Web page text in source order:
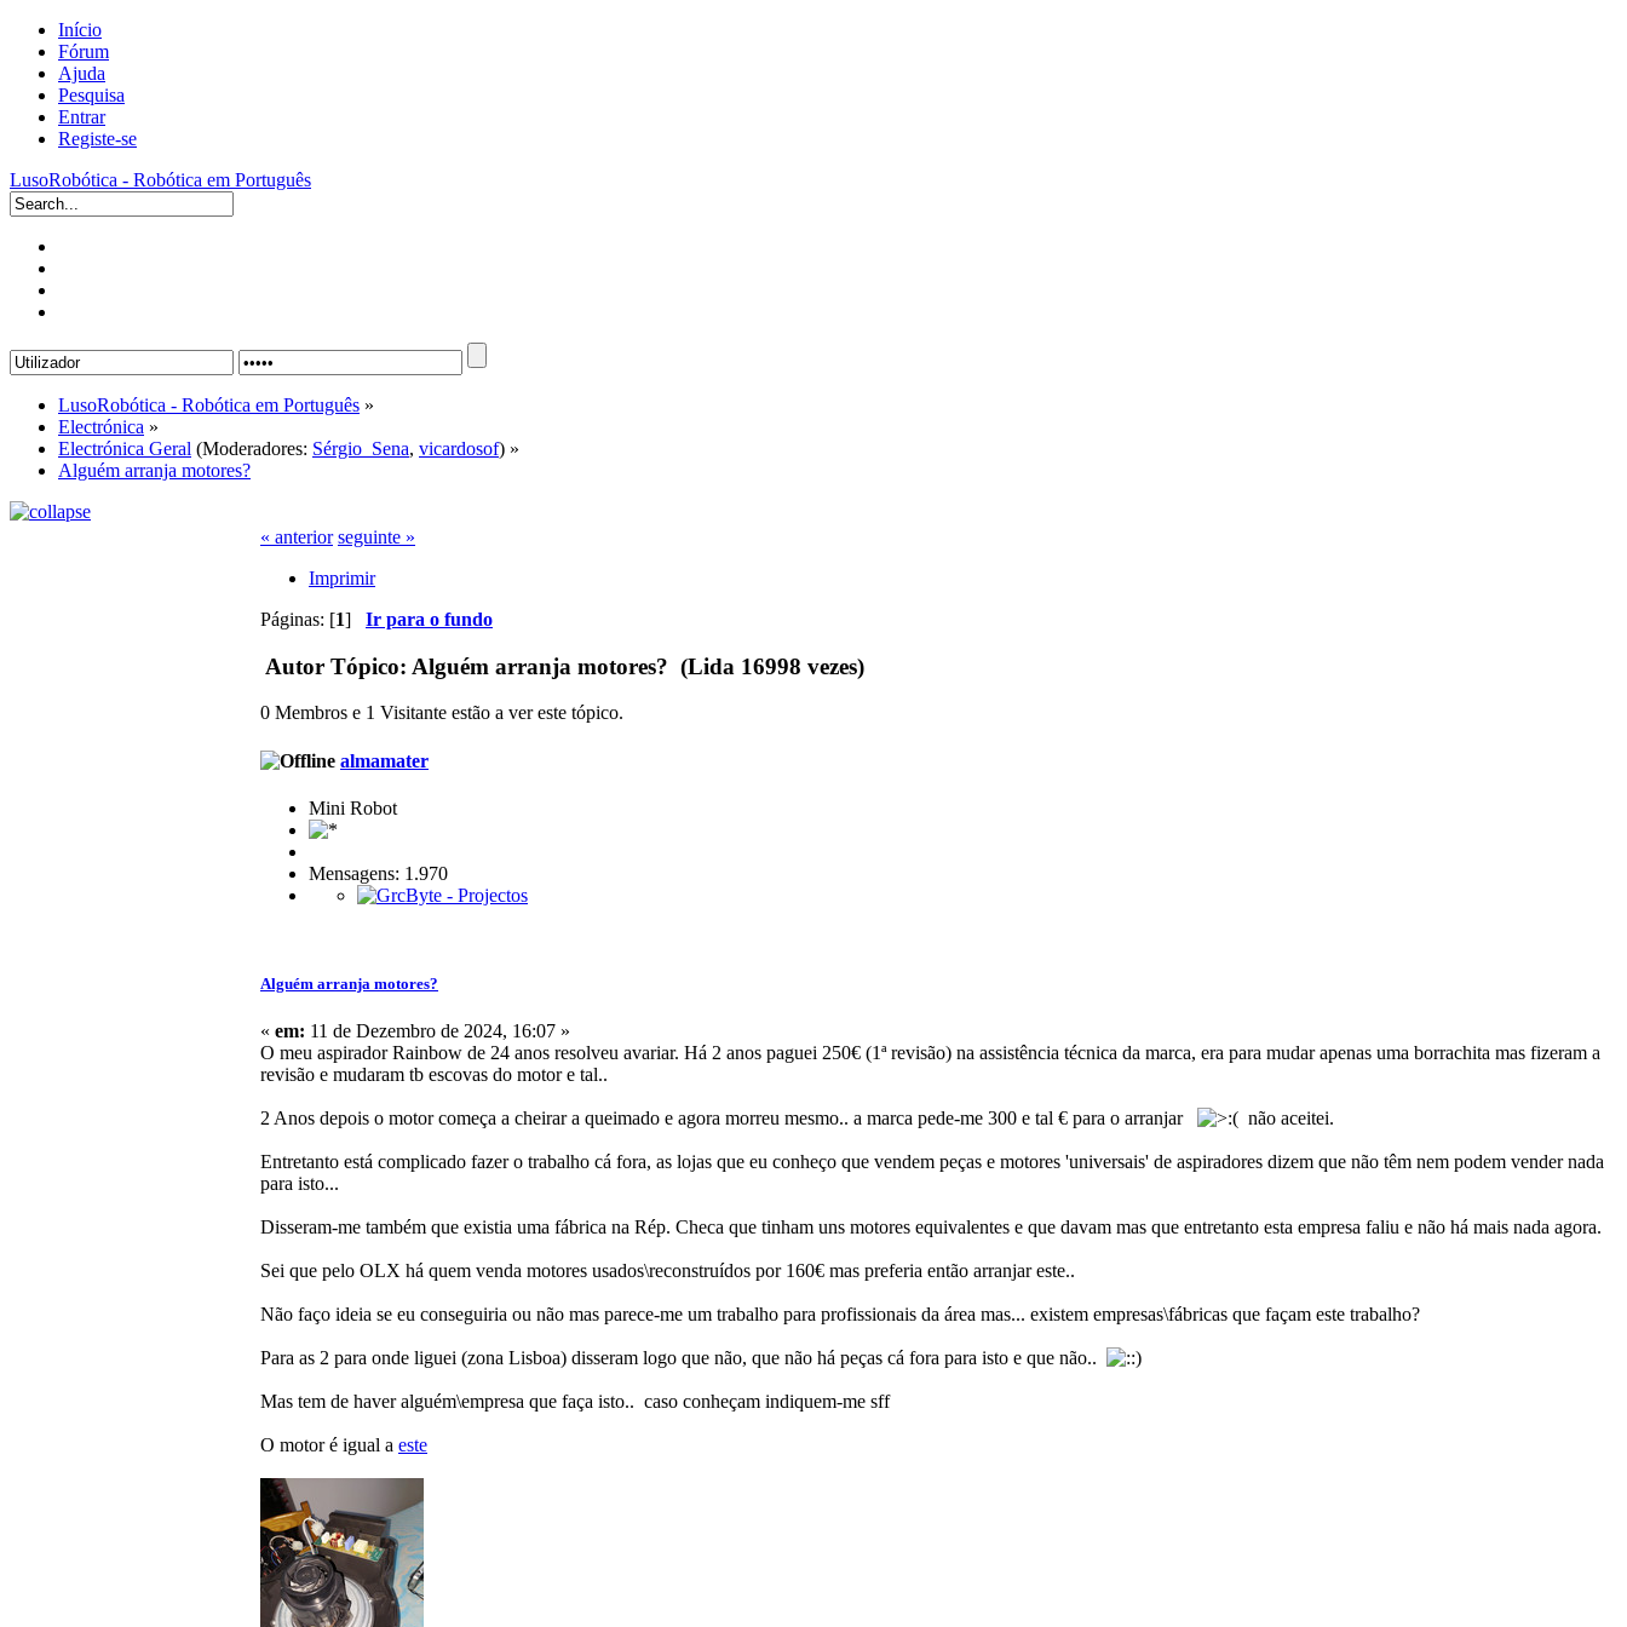
Início
Fórum
Ajuda
Pesquisa
Entrar
Registe-se
LusoRobótica - Robótica em Português
LusoRobótica - Robótica em Português »
Electrónica »
Electrónica Geral (Moderadores: Sérgio_Sena, vicardosof) »
Alguém arranja motores?
« anterior seguinte »
Imprimir
Páginas: [1] Ir para o fundo
Autor Tópico: Alguém arranja motores? (Lida 16998 vezes)
0 Membros e 1 Visitante estão a ver este tópico.
almamater
Mini Robot
Mensagens: 1.970
Alguém arranja motores?
« em: 11 de Dezembro de 2024, 16:07 »
O meu aspirador Rainbow de 24 anos resolveu avariar. Há 2 anos paguei 250€ (1ª revisão) na assistência técnica da marca, era para mudar apenas uma borrachita mas fizeram a
revisão e mudaram tb escovas do motor e tal..
2 Anos depois o motor começa a cheirar a queimado e agora morreu mesmo.. a marca pede-me 300 e tal € para o arranjar não aceitei.
Entretanto está complicado fazer o trabalho cá fora, as lojas que eu conheço que vendem peças e motores 'universais' de aspiradores dizem que não têm nem podem vender nada
para isto...
Disseram-me também que existia uma fábrica na Rép. Checa que tinham uns motores equivalentes e que davam mas que entretanto esta empresa faliu e não há mais nada agora.
Sei que pelo OLX há quem venda motores usados\reconstruídos por 160€ mas preferia então arranjar este..
Não faço ideia se eu conseguiria ou não mas parece-me um trabalho para profissionais da área mas... existem empresas\fábricas que façam este trabalho?
Para as 2 para onde liguei (zona Lisboa) disseram logo que não, que não há peças cá fora para isto e que não..
Mas tem de haver alguém\empresa que faça isto.. caso conheçam indiquem-me sff
O motor é igual a este